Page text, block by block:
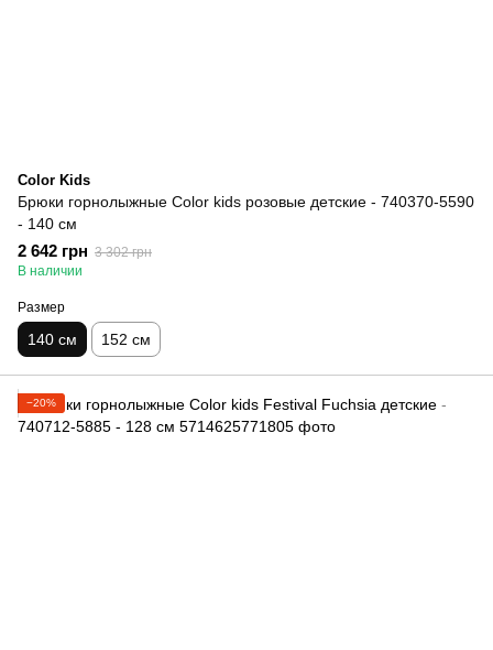
Color Kids
Брюки горнолыжные Color kids розовые детские - 740370-5590
- 140 см
2 642 грн 3 302 грн
В наличии
Размер
140 см 152 см
−20%